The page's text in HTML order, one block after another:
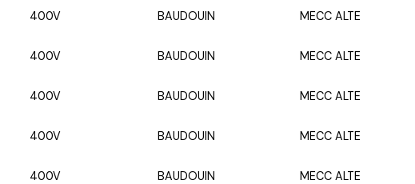
400V BAUDOUIN MECC ALTE
400V BAUDOUIN MECC ALTE
400V BAUDOUIN MECC ALTE
400V BAUDOUIN MECC ALTE
400V BAUDOUIN MECC ALTE